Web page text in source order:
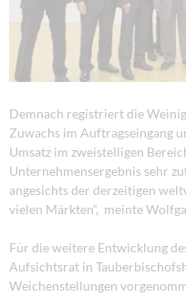
Demnach registriert die
Zuwachs im Auftragseingang
Umsatz im zweistelligen
Unternehmensergebnis sehr
angesichts der derzeitigen
vielen Märkten“, meinte
Für die weitere Entwicklung
Aufsichtsrat in
Weichenstellungen